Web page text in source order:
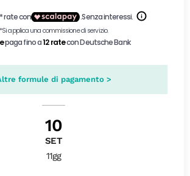
formule di pagamento >
10
SET
11gg